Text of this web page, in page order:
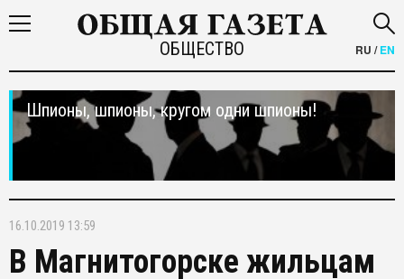
ОБЩЕСТВО RU /EN
Шпионы, шпионы, кругом одни шпионы!
16.10.2019 13:59
В Магнитогорске жильцам